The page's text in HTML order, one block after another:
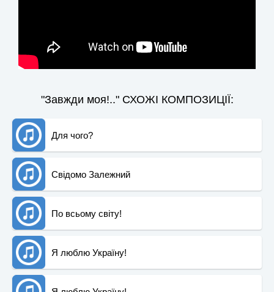
"Завжди моя!.." СХОЖІ КОМПОЗИЦІЇ:
Для чого?
Свідомо Залежний
По всьому світу!
Я люблю Україну!